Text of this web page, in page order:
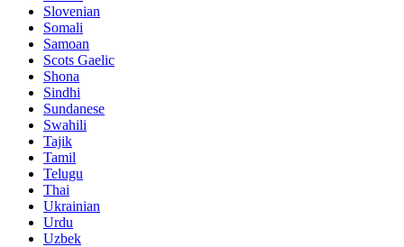
Slovenian
Somali
Samoan
Scots Gaelic
Shona
Sindhi
Sundanese
Swahili
Tajik
Tamil
Telugu
Thai
Ukrainian
Urdu
Uzbek